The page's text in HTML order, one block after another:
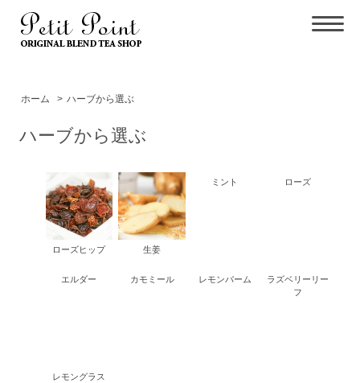
ホーム > ハーブから選ぶ
ハーブから選ぶ
ローズヒップ 生姜
ミント ローズ
エルダー カモミール レモンバーム
ラズベリーリー
フ
レモングラス